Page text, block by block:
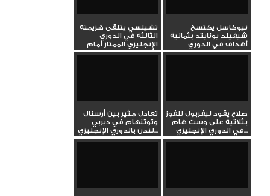
نيوكاسل يكتسح
شيفيلد يونايتد بثمانية
أهداف في الدوري
الإنجليزي...
تشيلسي يتلقى هزيمته
الثالثة في الدوري
الإنجليزي الممتاز أمام
أستون...
صلاح يقود ليفربول للفوز
بثلاثية على وست هام
في الدوري الإنجليزي...
تعادل مثير بين أرسنال
وتوتنهام في ديربي
لندن بالدوري الإنجليزي...